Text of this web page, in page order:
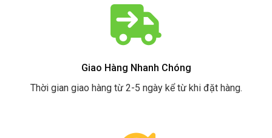
Giao Hàng Nhanh Chóng
Thời gian giao hàng từ 2-5 ngày kể từ khi đặt hàng.